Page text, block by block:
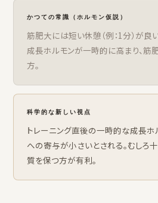
かつての常識（ホルモン仮説）
筋肥大には短い休憩（例：1分）が良
成長ホルモンが一時的に高まり、筋
方。
科学的な新しい視点
トレーニング直後の一時的な成長ホ
への寄与が小さいとされる。むしろ
質を保つ方が有利。